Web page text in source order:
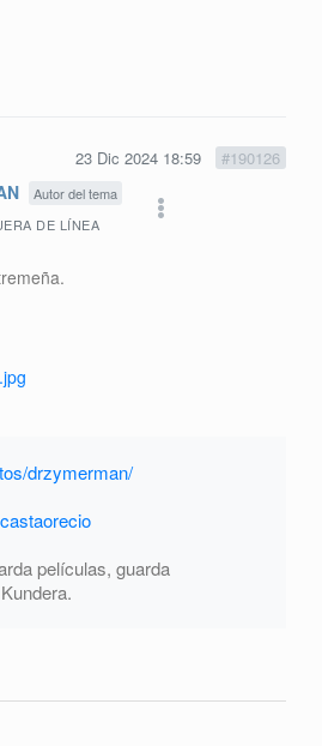
23 Dic 2024 18:59 #190126
Autor del tema
DE LÍNEA
drzymerman/
películas, guarda